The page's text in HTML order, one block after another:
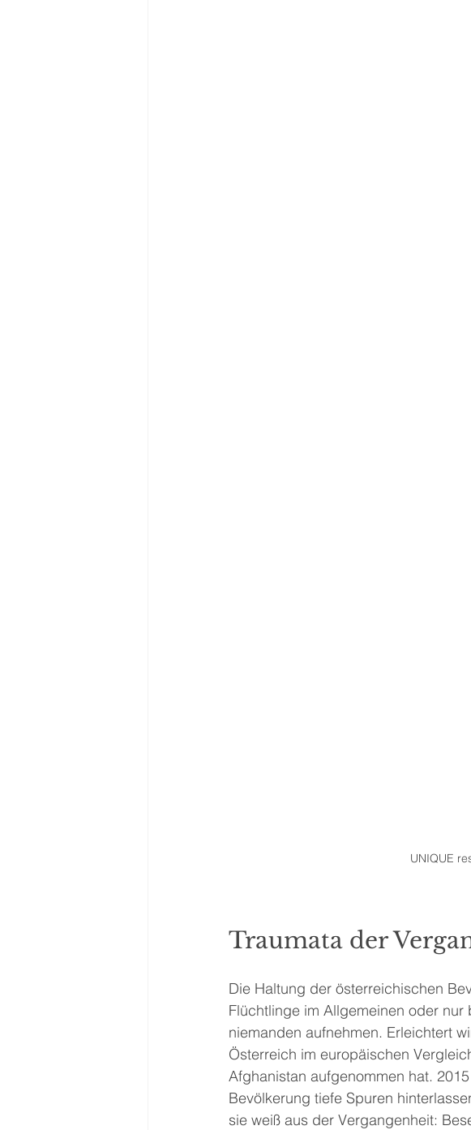
UNIQUE
Traumata der
Die Haltung der österreichischen
Flüchtlinge im Allgemeinen oder
niemanden aufnehmen. Erleichtert
Österreich im europäischen
Afghanistan aufgenommen hat.
Bevölkerung tiefe Spuren
sie weiß aus der Vergangenheit: